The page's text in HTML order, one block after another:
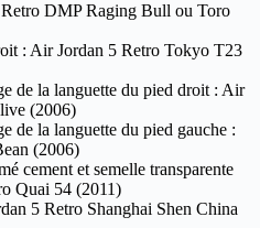
DMP Raging Bull ou Toro
: Air Jordan 5 Retro Tokyo T23
de la languette du pied droit : Air
(2006)
de la languette du pied gauche :
(2006)
cement et semelle transparente
Quai 54 (2011)
5 Retro Shanghai Shen China